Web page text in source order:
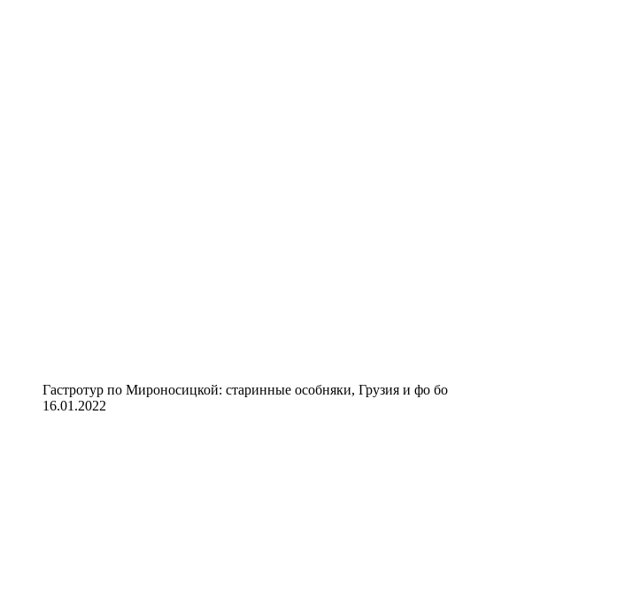
Гастротур по Мироносицкой: старинные особняки, Грузия и фо бо
16.01.2022